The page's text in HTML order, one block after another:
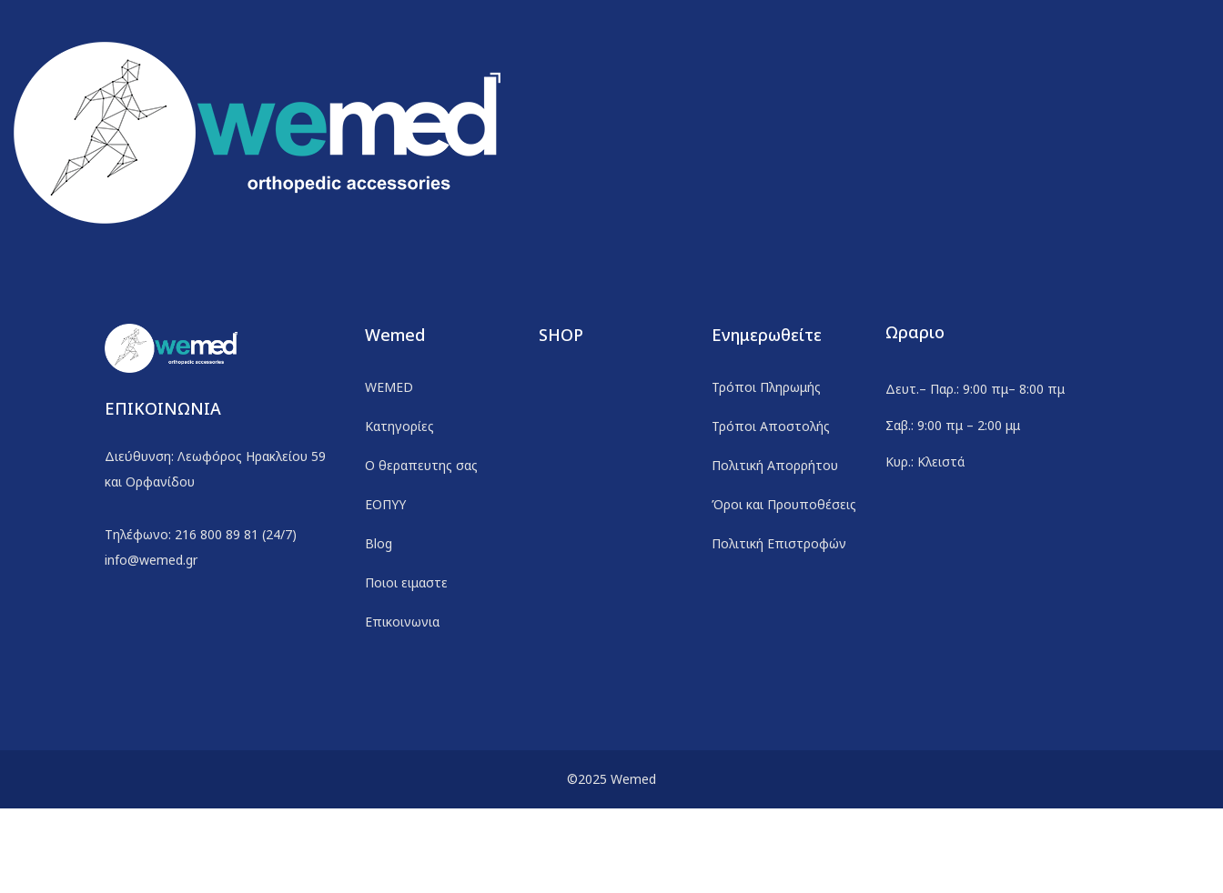
ΕΠΙΚΟΙΝΩΝΙΑ
Διεύθυνση: Λεωφόρος Ηρακλείου 59
και Ορφανίδου
Τηλέφωνο: 216 800 89 81 (24/7)
info@wemed.gr
Wemed
WEMED
Κατηγορίες
Ο θεραπευτης σας
ΕΟΠΥΥ
Blog
Ποιοι ειμαστε
Επικοινωνια
SHOP Ενημερωθείτε
Τρόποι Πληρωμής
Τρόποι Αποστολής
Πολιτική Απορρήτου
Όροι και Προυποθέσεις
Πολιτική Επιστροφών
Ωραριο
Δευτ.– Παρ.: 9:00 πμ– 8:00 πμ
Σαβ.: 9:00 πμ – 2:00 μμ
Κυρ.: Κλειστά
©2025 Wemed